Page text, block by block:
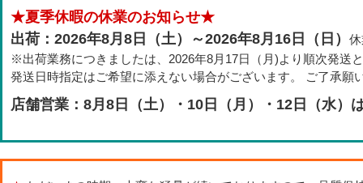
★夏季休暇の休業のお知らせ★
出荷：2026年8月8日（土）～2026年8月16日（日）
※出荷業務につきましたは、2026年8月17日（月)より順次発送
発送日時指定はご希望に添えない場合がございます。 ご了承願
店舗営業：8月8日（土）・10日（月）・12日（水）